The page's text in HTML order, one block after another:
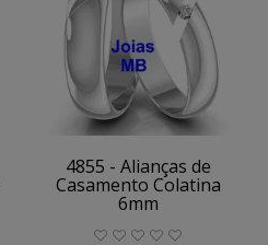
4855 - Alianças de
Casamento Colatina
6mm